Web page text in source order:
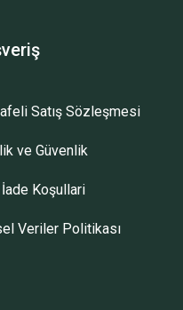
Satış Sözleşmesi
ve Güvenlik
Koşullari
Veriler Politikası